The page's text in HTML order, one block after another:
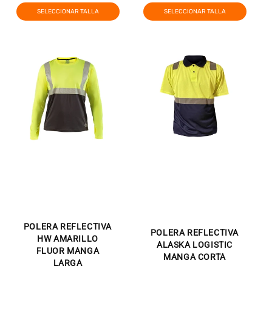
habitual
de
oferta
SELECCIONAR TALLA
habitual
de
oferta
SELECCIONAR TALLA
POLERA REFLECTIVA
HW AMARILLO
FLUOR MANGA
LARGA
POLERA REFLECTIVA
ALASKA LOGISTIC
MANGA CORTA